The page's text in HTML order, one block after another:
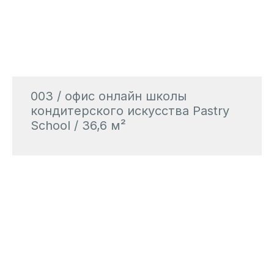
003 / офис онлайн школы
кондитерского искусства Pastry
School / 36,6 м²